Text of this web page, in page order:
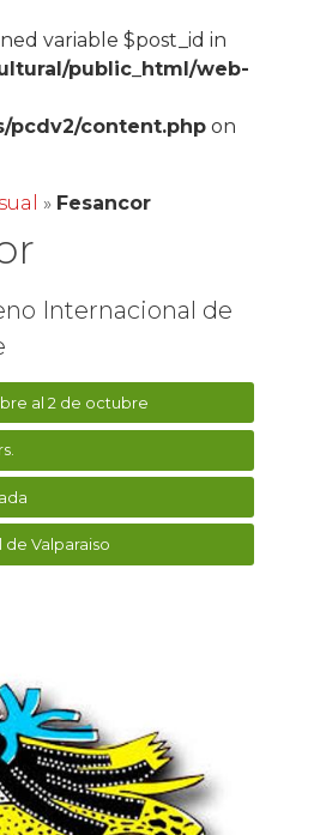
variable $post_id in
public_html/web-
pcdv2/content.phpon
» Fesancor
Internacional de
al 2 de octubre
de Valparaiso